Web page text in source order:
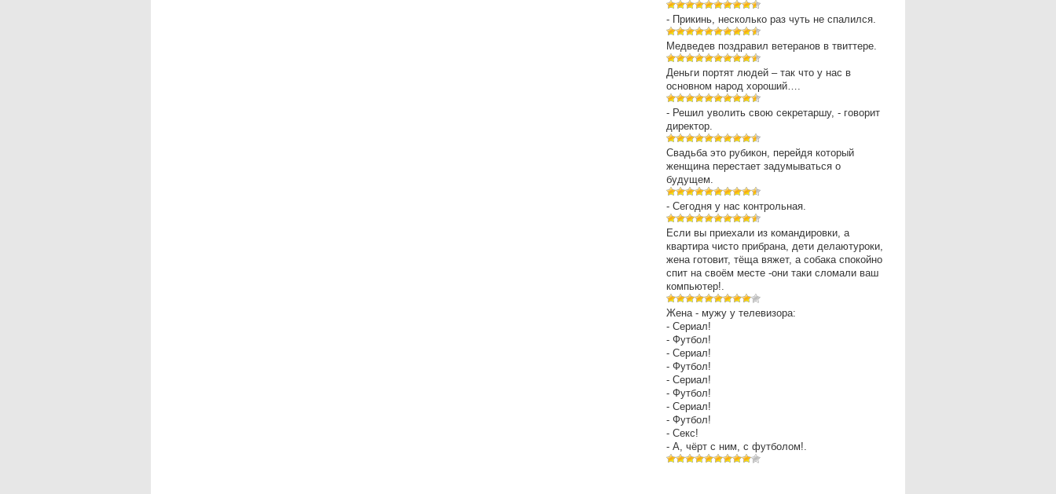
- Прикинь, несколько раз чуть не спалился.
Медведев поздравил ветеранов в твиттере.
Деньги портят людей – так что у нас в
основном народ хороший….
- Решил уволить свою секретаршу, - говорит
директор.
Свадьба это рубикон, перейдя который
женщина перестает задумываться о
будущем.
- Сегодня у нас контрольная.
Если вы приехали из командировки, а
квартира чисто прибрана, дети делаютуроки,
жена готовит, тёща вяжет, а собака спокойно
спит на своём месте -они таки сломали ваш
компьютер!.
Жена - мужу у телевизора:
- Сериал!
- Футбол!
- Сериал!
- Футбол!
- Сериал!
- Футбол!
- Сериал!
- Футбол!
- Секс!
- А, чёрт с ним, с футболом!.